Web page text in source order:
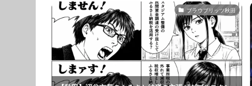
ブラウブリッツ秋田